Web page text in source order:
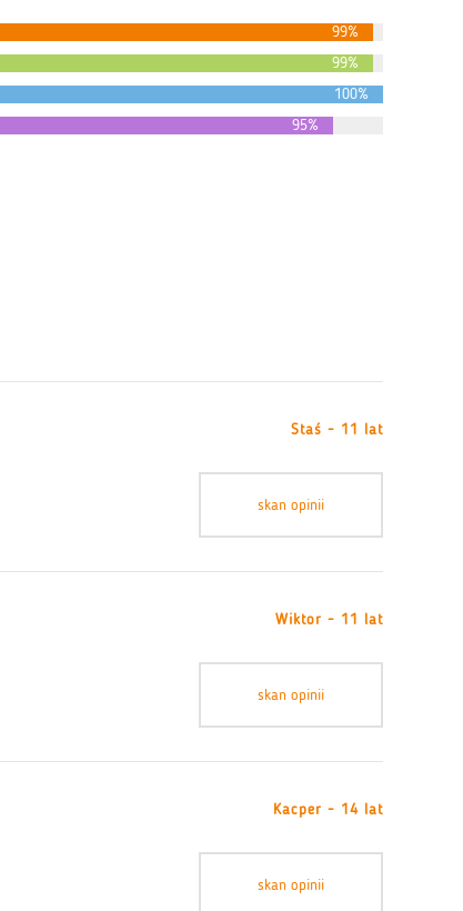
99%
99%
100%
95%
Staś - 11 lat
skan opinii
Wiktor - 11 lat
skan opinii
Kacper - 14 lat
skan opinii